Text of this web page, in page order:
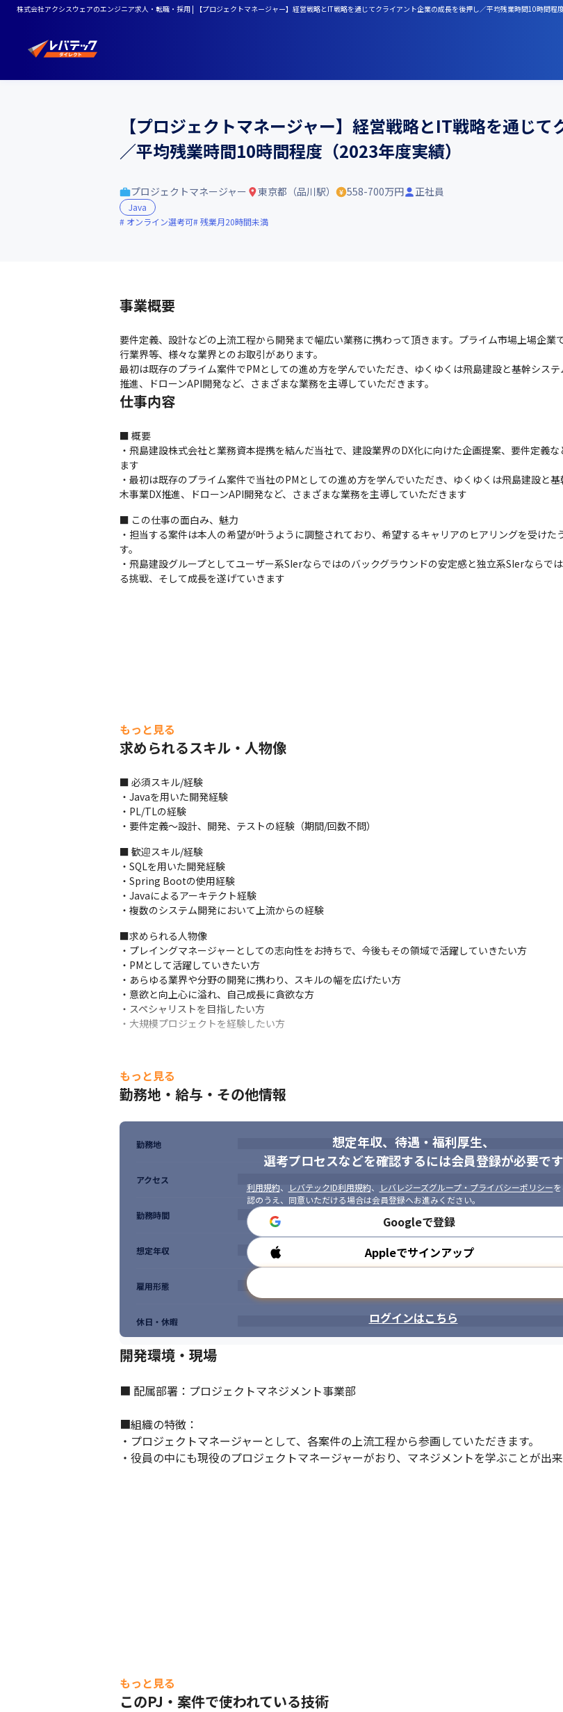
株式会社アクシスウェアのエンジニア求人・転職・採用 | 【プロジェクトマネージャー】経営戦略とIT戦略を通じてクライアント企業の成長を後押し／平均残業時間10時間程
【プロジェクトマネージャー】経営戦略とIT戦略を通じ
／平均残業時間10時間程度（2023年度実績）
プロジェクトマネージャー 東京都（品川駅） 558-700万円 正社員
Java
オンライン選考可 残業月20時間未満
事業概要
要件定義、設計などの上流工程から開発まで幅広い業務に携わって頂きます。プライム市場上場企
行業界等、様々な業界とのお取引があります。
最初は既存のプライム案件でPMとしての進め方を学んでいただき、ゆくゆくは飛島建設と基幹シス
推進、ドローンAPI開発など、さまざまな業務を主導していただきます。
仕事内容
■ 概要
・飛島建設株式会社と業務資本提携を結んだ当社で、建設業界のDX化に向けた企画提案、要件定義
ます
・最初は既存のプライム案件で当社のPMとしての進め方を学んでいただき、ゆくゆくは飛島建設と
木事業DX推進、ドローンAPI開発など、さまざまな業務を主導していただきます
■ この仕事の面白み、魅力
・担当する案件は本人の希望が叶うように調整されており、希望するキャリアのヒアリングを受け
す。
・飛島建設グループとしてユーザー系SIerならではのバックグラウンドの安定感と独立系SIerならで
る挑戦、そして成長を遂げていきます
もっと見る
求められるスキル・人物像
■ 必須スキル/経験
・Javaを用いた開発経験
・PL/TLの経験
・要件定義～設計、開発、テストの経験（期間/回数不問）
■ 歓迎スキル/経験
・SQLを用いた開発経験
・Spring Bootの使用経験
・Javaによるアーキテクト経験
・複数のシステム開発において上流からの経験
■求められる人物像
・プレイングマネージャーとしての志向性をお持ちで、今後もその領域で活躍していきたい方
・PMとして活躍していきたい方
・あらゆる業界や分野の開発に携わり、スキルの幅を広げたい方
・意欲と向上心に溢れ、自己成長に貪欲な方
・スペシャリストを目指したい方
・大規模プロジェクトを経験したい方
もっと見る
勤務地・給与・その他情報
想定年収、待遇・福利厚生、
選考プロセスなどを確認するには会員登録が必要です
利用規約、 レバテックID利用規約、 レバレジーズグループ・プライバシーポリシー
認のうえ、同意いただける場合は会員登録へお進みください。
Googleで登録
Appleでサインアップ
ログインはこちら
勤務地
アクセス
勤務時間
想定年収
雇用形態
休日・休暇
開発環境・現場
■ 配属部署：プロジェクトマネジメント事業部
■組織の特徴：
・プロジェクトマネージャーとして、各案件の上流工程から参画していただきます。
・役員の中にも現役のプロジェクトマネージャーがおり、マネジメントを学ぶことが出来
もっと見る
このPJ・案件で使われている技術